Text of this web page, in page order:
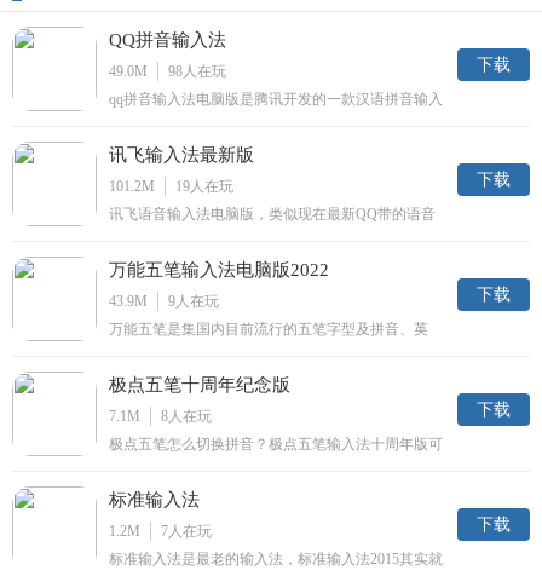
QQ拼音输入法
49.0M 98人在玩
qq拼音输入法电脑版是腾讯开发的一款汉语拼音输入
下载
讯飞输入法最新版
101.2M 19人在玩
讯飞语音输入法电脑版，类似现在最新QQ带的语音
球首款支持语音、手写、键盘输入的PC输入法!
下载
万能五笔输入法电脑版2022
43.9M 9人在玩
万能五笔是集国内目前流行的五笔字型及拼音、英
切换来切换去的。如果你输入五笔时，找不到要输入
的字，可以用拼音或英语单词输入您想要任一个的字
词。
下载
极点五笔十周年纪念版
7.1M 8人在玩
极点五笔怎么切换拼音？极点五笔输入法十周年版可
码、音形码。
下载
标准输入法
1.2M 7人在玩
标准输入法是最老的输入法，标准输入法2015其实就
下载